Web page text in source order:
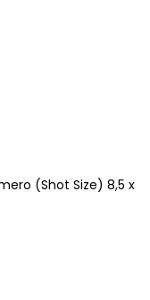
(Shot Size) 8,5 x